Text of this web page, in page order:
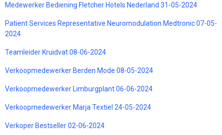
Medewerker Bediening Fletcher Hotels Nederland 31-05-2024
Patient Services Representative Neuromodulation Medtronic 07-05-
2024
Teamleider Kruidvat 08-06-2024
Verkoopmedewerker Berden Mode 08-05-2024
Verkoopmedewerker Limburgplant 06-06-2024
Verkoopmedewerker Marja Textiel 24-05-2024
Verkoper Bestseller 02-06-2024